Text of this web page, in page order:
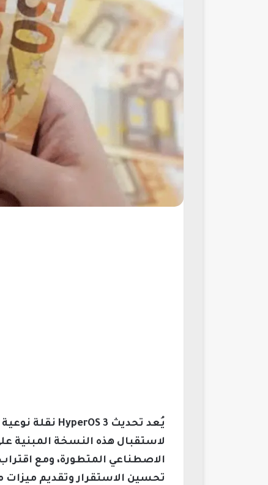
الاصطناعي المتطورة، ومع
تحسين الاستقرار وتقديم